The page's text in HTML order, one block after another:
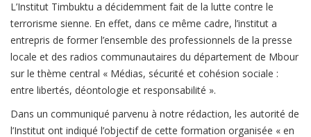
L’Institut Timbuktu a décidemment fait de la lutte contre le
terrorisme sienne. En effet, dans ce même cadre, l’institut a
entrepris de former l’ensemble des professionnels de la presse
locale et des radios communautaires du département de Mbour
sur le thème central « Médias, sécurité et cohésion sociale :
entre libertés, déontologie et responsabilité ».
Dans un communiqué parvenu à notre rédaction, les autorité de
l’Institut ont indiqué l’objectif de cette formation organisée « en